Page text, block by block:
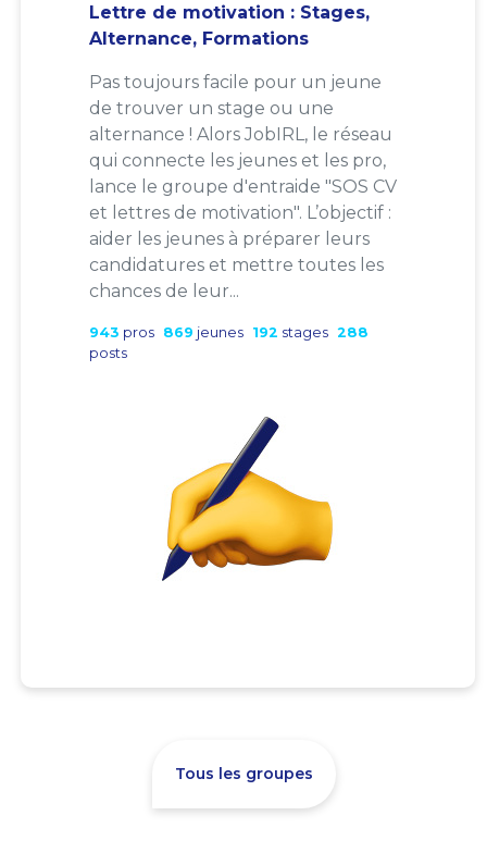
Lettre de motivation : Stages,
Alternance, Formations
Pas toujours facile pour un jeune
de trouver un stage ou une
alternance ! Alors JobIRL, le réseau
qui connecte les jeunes et les pro,
lance le groupe d'entraide "SOS CV
et lettres de motivation". L’objectif :
aider les jeunes à préparer leurs
candidatures et mettre toutes les
chances de leur...
943 pros 869 jeunes 192 stages 288
posts
Tous les groupes